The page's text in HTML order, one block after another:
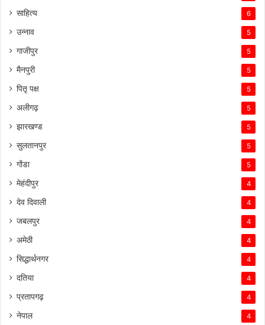
साहित्य 6
उन्नाव 5
गाजीपुर 5
मैनपुरी 5
पितृ पक्ष 5
अलीगढ़ 5
झारखण्ड 5
सुलतानपुर 5
गोंडा 5
मेहंदीपुर 4
देव दिवाली 4
जबलपुर 4
अमेठी 4
सिद्धार्थनगर 4
दतिया 4
प्रतापगढ़ 4
नेपाल 4